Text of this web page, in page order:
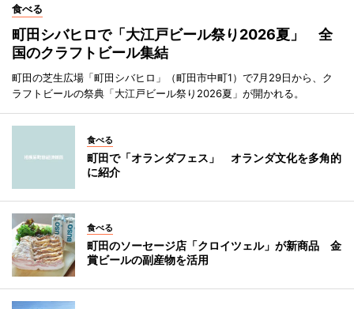
食べる
町田シバヒロで「大江戸ビール祭り2026夏」 全
国のクラフトビール集結
町田の芝生広場「町田シバヒロ」（町田市中町1）で7月29日から、ク
ラフトビールの祭典「大江戸ビール祭り2026夏」が開かれる。
食べる
町田で「オランダフェス」 オランダ文化を多角的
に紹介
食べる
町田のソーセージ店「クロイツェル」が新商品 金
賞ビールの副産物を活用